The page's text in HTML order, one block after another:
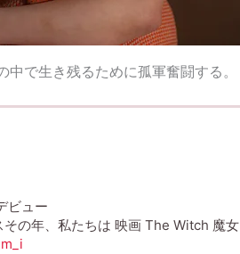
で生き残るために孤軍奮闘する。
ビュー
の年、私たちは 映画 The Witch 魔女